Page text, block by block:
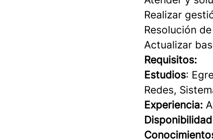
Realizar
Resolución
Actualizar
Requisitos:
Estudios:
Redes,
Experiencia: